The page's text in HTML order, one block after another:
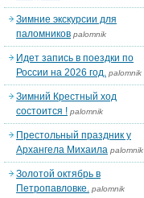
Зимние экскурсии для
паломников palomnik
Идет запись в поездки по
России на 2026 год. palomnik
Зимний Крестный ход
состоится ! palomnik
Престольный праздник у
Архангела Михаила palomnik
Золотой октябрь в
Петропавловке. palomnik